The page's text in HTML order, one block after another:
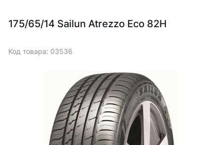
175/65/14 Sailun Atrezzo Eco 82H
Код товара: 03536